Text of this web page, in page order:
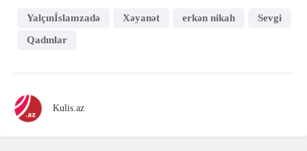
Yalçınİslamzadə Xəyanət erkən nikah
Sevgi
Qadınlar
Kulis.az